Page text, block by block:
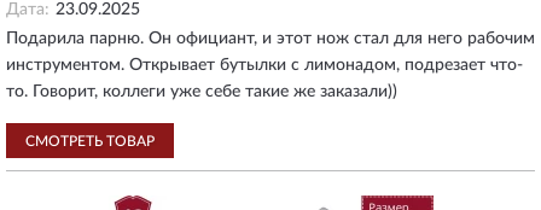
Дата: 23.09.2025
Подарила парню. Он официант, и этот нож стал для него рабочим
инструментом. Открывает бутылки с лимонадом, подрезает что-
то. Говорит, коллеги уже себе такие же заказали))
СМОТРЕТЬ ТОВАР